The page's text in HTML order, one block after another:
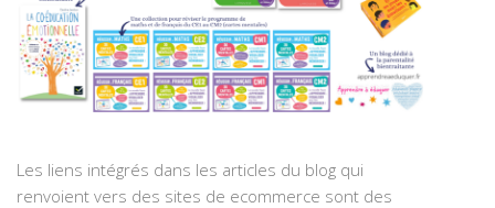
Les liens intégrés dans les articles du blog qui
renvoient vers des sites de ecommerce sont des